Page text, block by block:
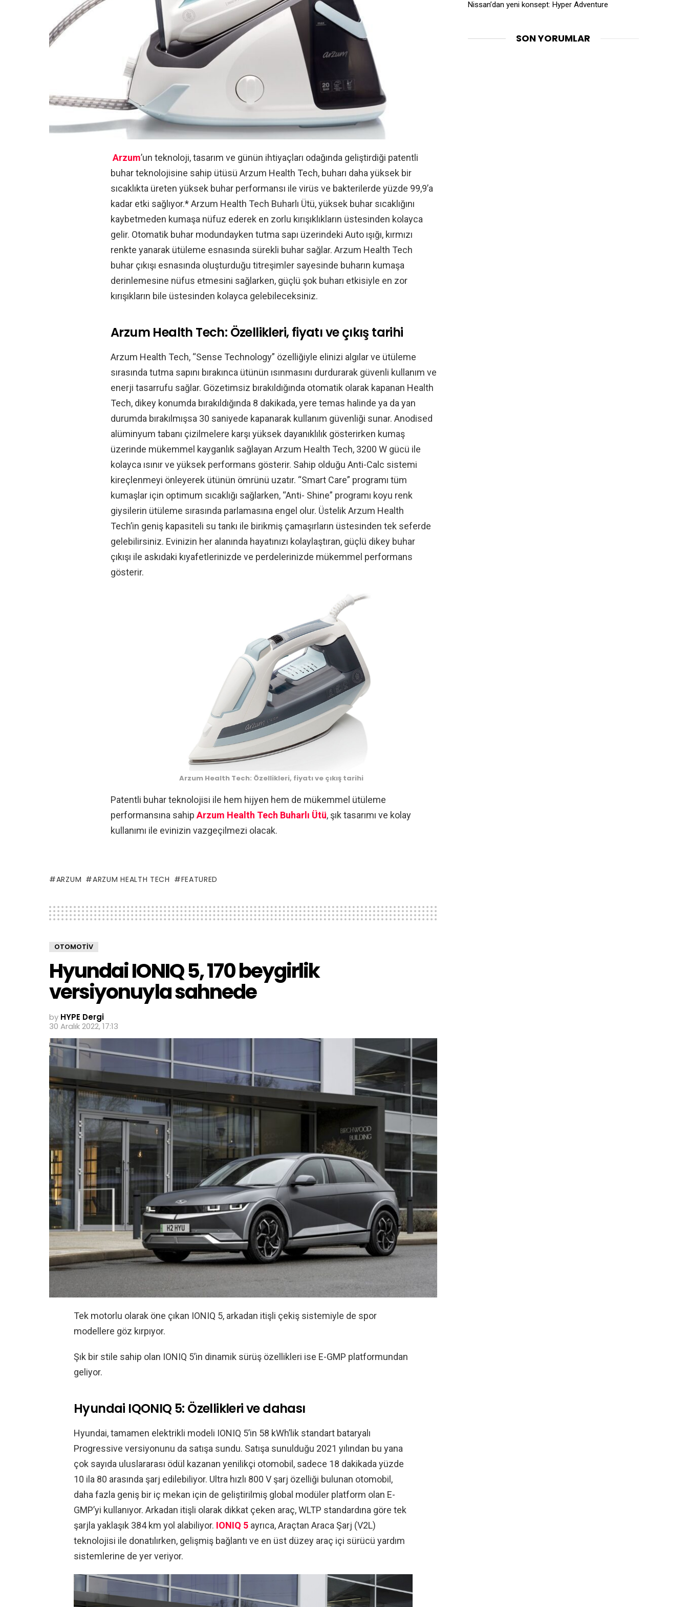
Arzum’un teknoloji, tasarım ve günün ihtiyaçları odağında geliştirdiği patentli
buhar teknolojisine sahip ütüsü Arzum Health Tech, buharı daha yüksek bir
sıcaklıkta üreten yüksek buhar performansı ile virüs ve bakterilerde yüzde 99,9’a
kadar etki sağlıyor.* Arzum Health Tech Buharlı Ütü, yüksek buhar sıcaklığını
kaybetmeden kumaşa nüfuz ederek en zorlu kırışıklıkların üstesinden kolayca
gelir. Otomatik buhar modundayken tutma sapı üzerindeki Auto ışığı, kırmızı
renkte yanarak ütüleme esnasında sürekli buhar sağlar. Arzum Health Tech
buhar çıkışı esnasında oluşturduğu titreşimler sayesinde buharın kumaşa
derinlemesine nüfus etmesini sağlarken, güçlü şok buharı etkisiyle en zor
kırışıkların bile üstesinden kolayca gelebileceksiniz.
Arzum Health Tech: Özellikleri, fiyatı ve çıkış tarihi
Arzum Health Tech, “Sense Technology” özelliğiyle elinizi algılar ve ütüleme
sırasında tutma sapını bırakınca ütünün ısınmasını durdurarak güvenli kullanım ve
enerji tasarrufu sağlar. Gözetimsiz bırakıldığında otomatik olarak kapanan Health
Tech, dikey konumda bırakıldığında 8 dakikada, yere temas halinde ya da yan
durumda bırakılmışsa 30 saniyede kapanarak kullanım güvenliği sunar. Anodised
alüminyum tabanı çizilmelere karşı yüksek dayanıklılık gösterirken kumaş
üzerinde mükemmel kayganlık sağlayan Arzum Health Tech, 3200 W gücü ile
kolayca ısınır ve yüksek performans gösterir. Sahip olduğu Anti-Calc sistemi
kireçlenmeyi önleyerek ütünün ömrünü uzatır. “Smart Care” programı tüm
kumaşlar için optimum sıcaklığı sağlarken, “Anti- Shine” programı koyu renk
giysilerin ütüleme sırasında parlamasına engel olur. Üstelik Arzum Health
Tech’in geniş kapasiteli su tankı ile birikmiş çamaşırların üstesinden tek seferde
gelebilirsiniz. Evinizin her alanında hayatınızı kolaylaştıran, güçlü dikey buhar
çıkışı ile askıdaki kıyafetlerinizde ve perdelerinizde mükemmel performans
gösterir.
Arzum Health Tech: Özellikleri, fiyatı ve çıkış tarihi
Patentli buhar teknolojisi ile hem hijyen hem de mükemmel ütüleme
performansına sahipArzum Health Tech Buharlı Ütü, şık tasarımı ve kolay
kullanımı ile evinizin vazgeçilmezi olacak.
ARZUM ARZUM HEALTH TECH FEATURED
OTOMOTIV
Hyundai IONIQ 5, 170 beygirlik
versiyonuyla sahnede
by HYPE Dergi
30 Aralık 2022, 17:13
Tek motorlu olarak öne çıkan IONIQ 5, arkadan itişli çekiş sistemiyle de spor
modellere göz kırpıyor.
Şık bir stile sahip olan IONIQ 5’in dinamik sürüş özellikleri ise E-GMP platformundan
geliyor.
Hyundai IQONIQ 5: Özellikleri ve dahası
Hyundai, tamamen elektrikli modeli IONIQ 5’in 58 kWh’lik standart bataryalı
Progressive versiyonunu da satışa sundu. Satışa sunulduğu 2021 yılından bu yana
çok sayıda uluslararası ödül kazanan yenilikçi otomobil, sadece 18 dakikada yüzde
10 ila 80 arasında şarj edilebiliyor. Ultra hızlı 800 V şarj özelliği bulunan otomobil,
daha fazla geniş bir iç mekan için de geliştirilmiş global modüler platform olan E-
GMP’yi kullanıyor. Arkadan itişli olarak dikkat çeken araç, WLTP standardına göre tek
şarjla yaklaşık 384 km yol alabiliyor. IONIQ 5 ayrıca, Araçtan Araca Şarj (V2L)
teknolojisi ile donatılırken, gelişmiş bağlantı ve en üst düzey araç içi sürücü yardım
sistemlerine de yer veriyor.
Nissan’dan yeni konsept: Hyper Adventure
SON YORUMLAR